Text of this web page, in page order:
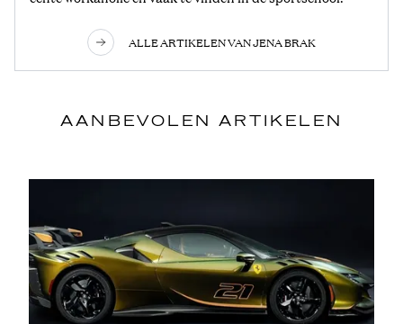
ALLE ARTIKELEN VAN JENA BRAK
AANBEVOLEN ARTIKELEN